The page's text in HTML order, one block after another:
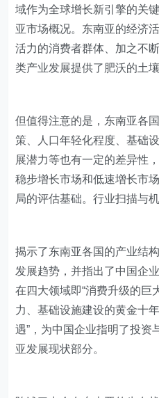
域作为全球增长新引擎的关
亚市场概况。东南亚的经济
活力的消费者群体、加之不
类产业发展提供了肥沃的土壤
但值得注意的是，东南亚各
策、人口年轻化程度、基础
展潜力等也有一定的差异性
稳步增长市场和低速增长市
局的评估基础。行业扫描与
揭示了东南亚各国的产业结
发展趋势，并指出了中国企
在四大领域即“消费升级的巨
力、基础设施建设的黄金十
遇”，为中国企业指明了投资
亚发展现状部分。